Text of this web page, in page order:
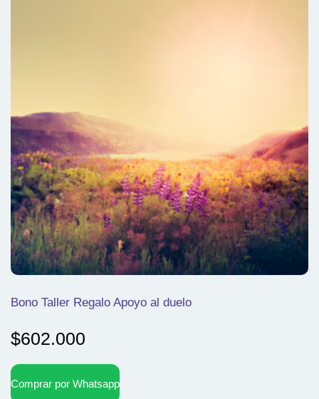
Bono Taller Regalo Apoyo al duelo
$602.000
Comprar por Whatsapp